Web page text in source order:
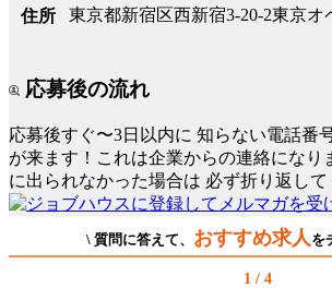
住所 東京都新宿区西新宿3-20-2東京オ
応募後の流れ
応募後すぐ〜3日以内に 知らない電話番
が来ます！これは企業からの連絡になり
に出られなかった場合は 必ず折り返して
\ 質問に答えて、 おすすめ求人 を
1 / 4